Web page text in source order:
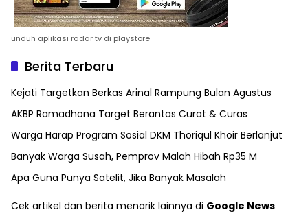
unduh aplikasi radar tv di playstore
Berita Terbaru
Kejati Targetkan Berkas Arinal Rampung Bulan Agustus
AKBP Ramadhona Target Berantas Curat & Curas
Warga Harap Program Sosial DKM Thoriqul Khoir Berlanjut
Banyak Warga Susah, Pemprov Malah Hibah Rp35 M
Apa Guna Punya Satelit, Jika Banyak Masalah
Cek artikel dan berita menarik lainnya di Google News